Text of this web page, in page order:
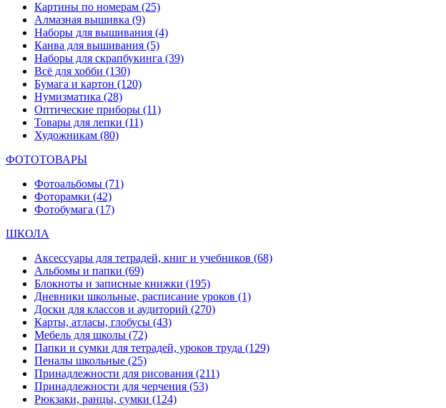
Картины по номерам (25)
Алмазная вышивка (9)
Наборы для вышивания (4)
Канва для вышивания (5)
Наборы для скрапбукинга (39)
Всё для хобби (130)
Бумага и картон (120)
Нумизматика (28)
Оптические приборы (11)
Товары для лепки (11)
Художникам (80)
ФОТОТОВАРЫ
Фотоальбомы (71)
Фоторамки (42)
Фотобумага (17)
ШКОЛА
Аксессуары для тетрадей, книг и учебников (68)
Альбомы и папки (69)
Блокноты и записные книжки (195)
Дневники школьные, расписание уроков (1)
Доски для классов и аудиторий (270)
Карты, атласы, глобусы (43)
Мебель для школы (72)
Папки и сумки для тетрадей, уроков труда (129)
Пеналы школьные (25)
Принадлежности для рисования (211)
Принадлежности для черчения (53)
Рюкзаки, ранцы, сумки (124)